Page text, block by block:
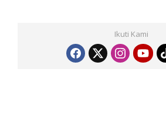
Ikuti Kami